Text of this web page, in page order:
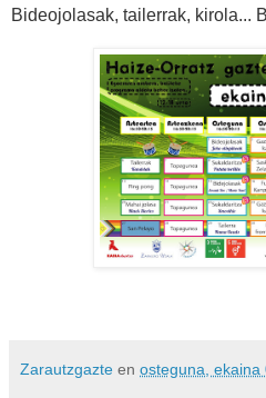
Bideojolasak, tailerrak, kirola...
Zarautzgazte en osteguna, ekaina